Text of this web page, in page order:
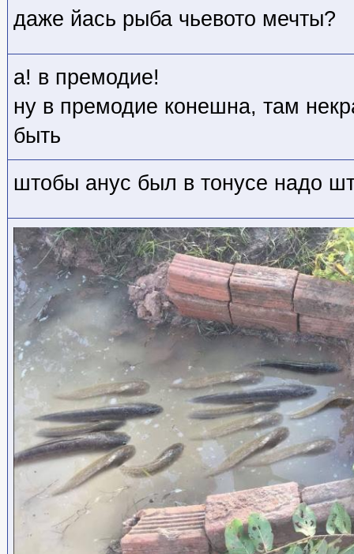
даже йась рыба чьевото мечты?
а! в премодие!
ну в премодие конешна, там
быть
штобы анус был в тонусе надо